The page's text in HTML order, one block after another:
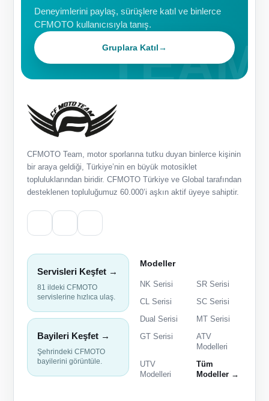
Deneyimlerini paylaş, sürüşlere katıl ve binlerce
CFMOTO kullanıcısıyla tanış.
Gruplara Katıl→
CFMOTO Team, motor sporlarına tutku duyan binlerce kişinin
bir araya geldiği, Türkiye’nin en büyük motosiklet
topluluklarından biridir. CFMOTO Türkiye ve Global tarafından
desteklenen topluluğumuz 60.000’i aşkın aktif üyeye sahiptir.
Servisleri Keşfet →
81 ildeki CFMOTO
servislerine hızlıca ulaş.
Bayileri Keşfet →
Şehrindeki CFMOTO
bayilerini görüntüle.
Modeller
NK Serisi
SR Serisi
CL Serisi
SC Serisi
Dual Serisi
MT Serisi
GT Serisi
ATV
Modelleri
UTV
Modelleri
Tüm
Modeller →